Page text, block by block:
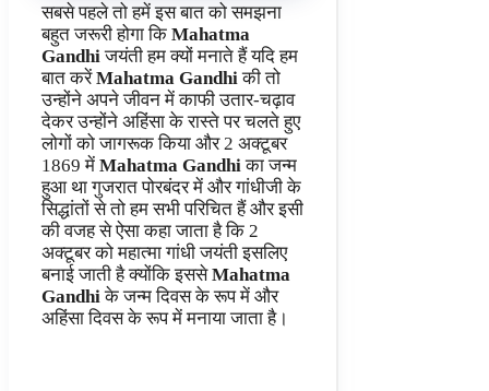
सबसे पहले तो हमें इस बात को समझना
बहुत जरूरी होगा कि Mahatma
Gandhi जयंती हम क्यों मनाते हैं यदि हम
बात करेंMahatma Gandhiकी तो
उन्होंने अपने जीवन में काफी उतार-चढ़ाव
देकर उन्होंने अहिंसा के रास्ते पर चलते हुए
लोगों को जागरूक किया और 2 अक्टूबर
1869 में Mahatma Gandhi का जन्म
हुआ था गुजरात पोरबंदर में और गांधीजी के
सिद्धांतों से तो हम सभी परिचित हैं और इसी
की वजह से ऐसा कहा जाता है कि 2
अक्टूबर को महात्मा गांधी जयंती इसलिए
बनाई जाती है क्योंकि इससेMahatma
Gandhi के जन्म दिवस के रूप में और
अहिंसा दिवस के रूप में मनाया जाता है।